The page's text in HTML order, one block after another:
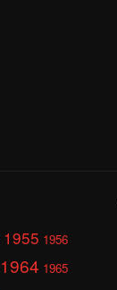
1955 1956
1964 1965